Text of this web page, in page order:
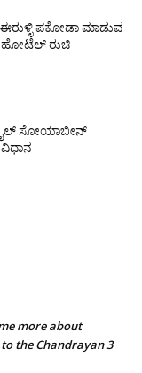
ಪಕೋಡಾ ಮಾಡುವ
ಹೋಟೆಲ್ ರುಚಿ
ಸೋಯಾಬೀನ್
more about
the Chandrayan 3